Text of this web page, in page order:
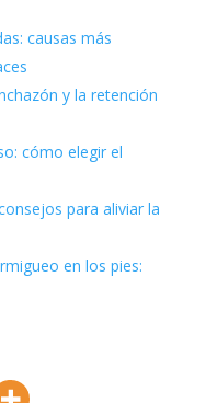
causas más
y la retención
cómo elegir el
para aliviar la
en los pies: